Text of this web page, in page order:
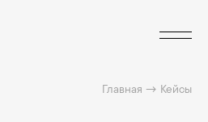
Главная → Кейсы